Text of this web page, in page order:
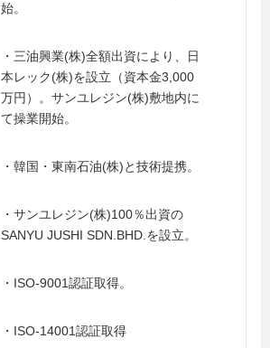
始。
・三油興業(株)全額出資により、日
本レック(株)を設立（資本金3,000
万円）。サンユレジン(株)敷地内に
て操業開始。
・韓国・東南石油(株)と技術提携。
・サンユレジン(株)100％出資の
SANYU JUSHI SDN.BHD.を設立。
・ISO-9001認証取得。
・ISO-14001認証取得